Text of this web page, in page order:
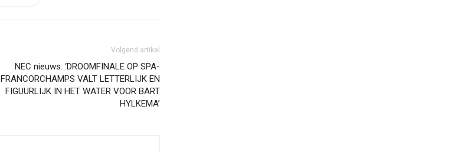
Volgend artikel
NEC nieuws: ‘DROOMFINALE OP SPA-
FRANCORCHAMPS VALT LETTERLIJK EN
FIGUURLIJK IN HET WATER VOOR BART
HYLKEMA’